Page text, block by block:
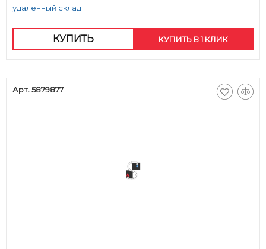
удаленный склад
КУПИТЬ КУПИТЬ В 1 КЛИК
Арт. 5879877